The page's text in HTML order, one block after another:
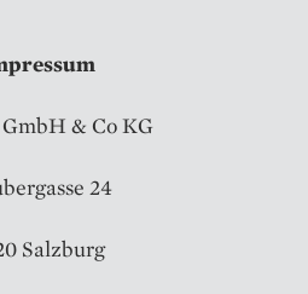
& Co KG
24
Salzburg